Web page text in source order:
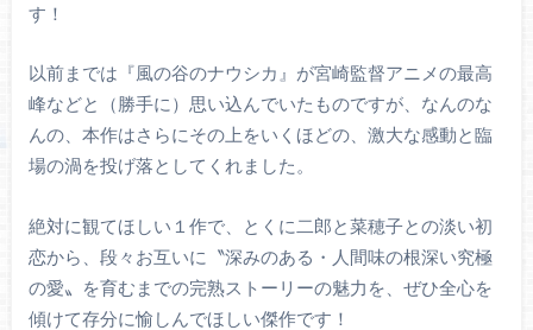
す！
以前までは『風の谷のナウシカ』が宮崎監督アニメの最高
峰などと（勝手に）思い込んでいたものですが、なんのな
んの、本作はさらにその上をいくほどの、激大な感動と臨
場の渦を投げ落としてくれました。
絶対に観てほしい１作で、とくに二郎と菜穂子との淡い初
恋から、段々お互いに〝深みのある・人間味の根深い究極
の愛〟を育むまでの完熟ストーリーの魅力を、ぜひ全心を
傾けて存分に愉しんでほしい傑作です！